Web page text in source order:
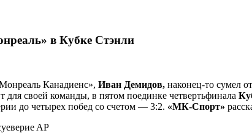
в Кубке Стэнли
Канадиенс», Иван Демидов, наконец-то сумел
для своей команды, в пятом поединке четвертьфинала
до четырех побед со счетом — 3:2. «МК-Спорт»
AP